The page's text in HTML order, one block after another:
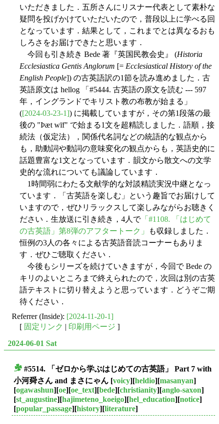
いただきました．五所さんにリスナー代表として素朴な
疑問を投げかけていただいたので，普段以上に学べる回
となっています．結果として，これまでとは異なるおも
しろさをお届けできたと思います．
今回も引き続き Bede 著『英国民教会史』 (Historia
Ecclesiastica Gentis Anglorum [= Ecclesiastical History of the
English People]) の古英語訳の1節を読み進めました．古
英語原文は hellog 「#5444. 古英語の原文を読む --- 597
年，イングランドでキリスト教の布教が始まる」
([2024-03-23-1]) に掲載していますが，その第1段落の最
後の "Þæt wīf" で始まる1文を超精読しました．語順，接
続法（仮定法），関係代名詞などの統語的な観点から
も，助動詞や動詞の意味変化の観点からも，英語史的に
話題豊富な1文となっています．韻文から散文への文学
史的な流れについても議論しています．
1時間弱にわたる文献学的な対談精読実況中継となっ
ています．「古英語を楽しむ」という趣旨でお届けして
いますので，ぜひリラックスして楽しみながらお聴きく
ださい．生放送に引き続き，4人で「#1108. 「はじめて
の古英語」第8弾のアフタートーク」
も収録しました．
恒例の3人の各々による古英語音読コーナーもありま
す．ぜひご聴取ください．
今後もシリーズを続けていきますが，今回で Bede の
キリのよいところまで終えられたので，次回は別の古英
語テキストに切り替えようと思っています．どうぞご期
待ください．
Referrer (Inside): [2024-11-20-1]
[ 固定リンク | 印刷用ページ ]
2024-06-01 Sat
#5514. 「ゼロから学ぶはじめての古英語」 Part 7 with
小河舜さん and まさにゃん [voicy][heldio][masanyan]
[ogawashun][oe][oe_text][bede][christianity][anglo-saxon]
[st_augustine][hajimeteno_koeigo][hel_education][notice]
[popular_passage][history][literature]